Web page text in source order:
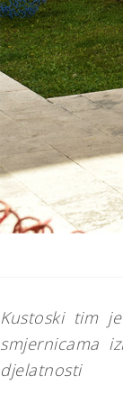
Kustoski tim
smjernicama
djelatnosti